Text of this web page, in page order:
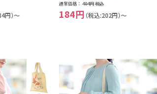
円）～
通常価格： 404円税込
184円 （税込:202円）～